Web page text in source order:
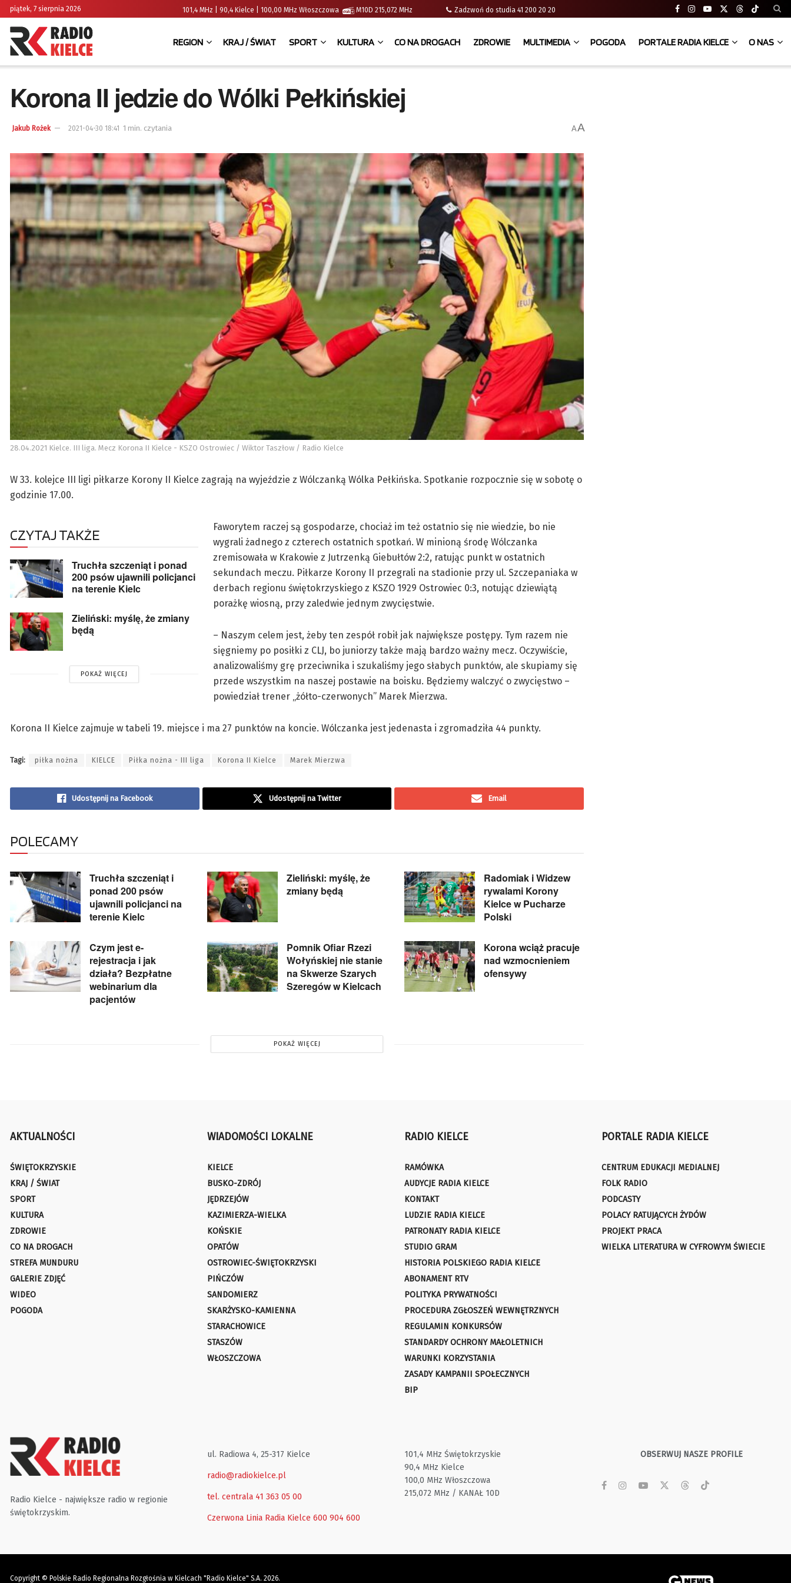
piątek, 7 sierpnia 2026 101,4 MHz | 90,4 Kielce | 100,00 MHz Włoszczowa M10D 215,072 MHz Zadzwoń do studia 41 200 20 20
REGION KRAJ / ŚWIAT SPORT KULTURA CO NA DROGACH ZDROWIE MULTIMEDIA POGODA PORTALE RADIA KIELCE O NAS
Korona II jedzie do Wólki Pełkińskiej
Jakub Rożek 2021-04-30 18:41 1 min. czytania AA
28.04.2021 Kielce. III liga. Mecz Korona II Kielce - KSZO Ostrowiec / Wiktor Taszłow / Radio Kielce
W 33. kolejce III ligi piłkarze Korony II Kielce zagrają na wyjeździe z Wólczanką Wólka Pełkińska. Spotkanie rozpocznie się w sobotę o
godzinie 17.00.
CZYTAJ TAKŻE
Truchła szczeniąt i ponad
200 psów ujawnili policjanci
na terenie Kielc
Zieliński: myślę, że zmiany
będą
POKAŻ WIĘCEJ
Faworytem raczej są gospodarze, chociaż im też ostatnio się nie wiedzie, bo nie
wygrali żadnego z czterech ostatnich spotkań. W minioną środę Wólczanka
zremisowała w Krakowie z Jutrzenką Giebułtów 2:2, ratując punkt w ostatnich
sekundach meczu. Piłkarze Korony II przegrali na stadionie przy ul. Szczepaniaka w
derbach regionu świętokrzyskiego z KSZO 1929 Ostrowiec 0:3, notując dziewiątą
porażkę wiosną, przy zaledwie jednym zwycięstwie.
– Naszym celem jest, żeby ten zespół robił jak największe postępy. Tym razem nie
sięgniemy po posiłki z CLJ, bo juniorzy także mają bardzo ważny mecz. Oczywiście,
analizowaliśmy grę przeciwnika i szukaliśmy jego słabych punktów, ale skupiamy się
przede wszystkim na naszej postawie na boisku. Będziemy walczyć o zwycięstwo –
powiedział trener „żółto-czerwonych” Marek Mierzwa.
Korona II Kielce zajmuje w tabeli 19. miejsce i ma 27 punktów na koncie. Wólczanka jest jedenasta i zgromadziła 44 punkty.
Tagi: piłka nożna KIELCE Piłka nożna - III liga Korona II Kielce Marek Mierzwa
Udostępnij na Facebook Udostępnij na Twitter Email
POLECAMY
Truchła szczeniąt i
ponad 200 psów
ujawnili policjanci na
terenie Kielc
Zieliński: myślę, że
zmiany będą
Radomiak i Widzew
rywalami Korony
Kielce w Pucharze
Polski
Czym jest e-
rejestracja i jak
działa? Bezpłatne
webinarium dla
pacjentów
Pomnik Ofiar Rzezi
Wołyńskiej nie stanie
na Skwerze Szarych
Szeregów w Kielcach
Korona wciąż pracuje
nad wzmocnieniem
ofensywy
POKAŻ WIĘCEJ
AKTUALNOŚCI
ŚWIĘTOKRZYSKIE
KRAJ / ŚWIAT
SPORT
KULTURA
ZDROWIE
CO NA DROGACH
STREFA MUNDURU
GALERIE ZDJĘĆ
WIDEO
POGODA
WIADOMOŚCI LOKALNE
KIELCE
BUSKO-ZDRÓJ
JĘDRZEJÓW
KAZIMIERZA-WIELKA
KOŃSKIE
OPATÓW
OSTROWIEC-ŚWIĘTOKRZYSKI
PIŃCZÓW
SANDOMIERZ
SKARŻYSKO-KAMIENNA
STARACHOWICE
STASZÓW
WŁOSZCZOWA
RADIO KIELCE
RAMÓWKA
AUDYCJE RADIA KIELCE
KONTAKT
LUDZIE RADIA KIELCE
PATRONATY RADIA KIELCE
STUDIO GRAM
HISTORIA POLSKIEGO RADIA KIELCE
ABONAMENT RTV
POLITYKA PRYWATNOŚCI
PROCEDURA ZGŁOSZEŃ WEWNĘTRZNYCH
REGULAMIN KONKURSÓW
STANDARDY OCHRONY MAŁOLETNICH
WARUNKI KORZYSTANIA
ZASADY KAMPANII SPOŁECZNYCH
BIP
PORTALE RADIA KIELCE
CENTRUM EDUKACJI MEDIALNEJ
FOLK RADIO
PODCASTY
POLACY RATUJĄCYCH ŻYDÓW
PROJEKT PRACA
WIELKA LITERATURA W CYFROWYM ŚWIECIE
Radio Kielce - największe radio w regionie
świętokrzyskim.
ul. Radiowa 4, 25-317 Kielce
radio@radiokielce.pl
tel. centrala 41 363 05 00
Czerwona Linia Radia Kielce 600 904 600
101,4 MHz Świętokrzyskie
90,4 MHz Kielce
100,0 MHz Włoszczowa
215,072 MHz / KANAŁ 10D
OBSERWUJ NASZE PROFILE
Copyright © Polskie Radio Regionalna Rozgłośnia w Kielcach "Radio Kielce" S.A. 2026.